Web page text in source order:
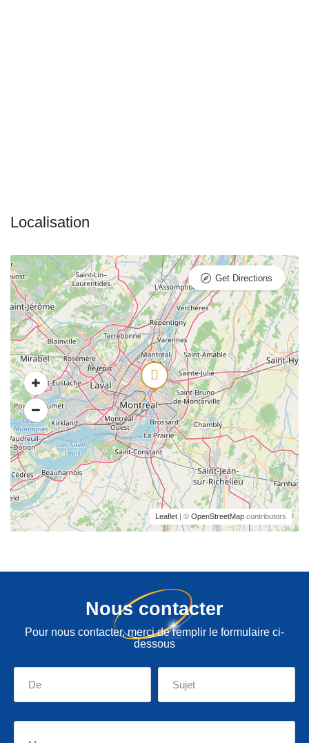
Leaflet | © OpenStreetMap contributors
Get Directions
Nous contacter
Pour nous contacter, merci de remplir le formulaire ci-
dessous